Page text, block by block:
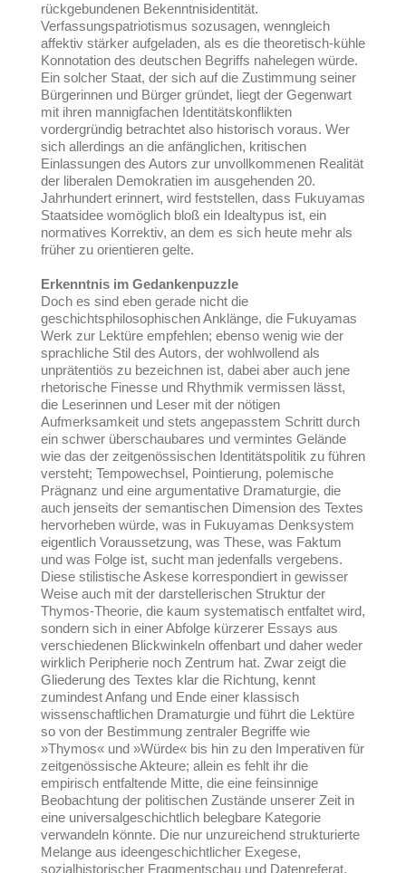
rückgebundenen Bekenntnisidentität.
Verfassungspatriotismus sozusagen, wenngleich
affektiv stärker aufgeladen, als es die theoretisch-kühle
Konnotation des deutschen Begriffs nahelegen würde.
Ein solcher Staat, der sich auf die Zustimmung seiner
Bürgerinnen und Bürger gründet, liegt der Gegenwart
mit ihren mannigfachen Identitätskonflikten
vordergründig betrachtet also historisch voraus. Wer
sich allerdings an die anfänglichen, kritischen
Einlassungen des Autors zur unvollkommenen Realität
der liberalen Demokratien im ausgehenden 20.
Jahrhundert erinnert, wird feststellen, dass Fukuyamas
Staatsidee womöglich bloß ein Idealtypus ist, ein
normatives Korrektiv, an dem es sich heute mehr als
früher zu orientieren gelte.
Erkenntnis im Gedankenpuzzle
Doch es sind eben gerade nicht die
geschichtsphilosophischen Anklänge, die Fukuyamas
Werk zur Lektüre empfehlen; ebenso wenig wie der
sprachliche Stil des Autors, der wohlwollend als
unprätentiös zu bezeichnen ist, dabei aber auch jene
rhetorische Finesse und Rhythmik vermissen lässt,
die Leserinnen und Leser mit der nötigen
Aufmerksamkeit und stets angepasstem Schritt durch
ein schwer überschaubares und vermintes Gelände
wie das der zeitgenössischen Identitätspolitik zu führen
versteht; Tempowechsel, Pointierung, polemische
Prägnanz und eine argumentative Dramaturgie, die
auch jenseits der semantischen Dimension des Textes
hervorheben würde, was in Fukuyamas Denksystem
eigentlich Voraussetzung, was These, was Faktum
und was Folge ist, sucht man jedenfalls vergebens.
Diese stilistische Askese korrespondiert in gewisser
Weise auch mit der darstellerischen Struktur der
Thymos-Theorie, die kaum systematisch entfaltet wird,
sondern sich in einer Abfolge kürzerer Essays aus
verschiedenen Blickwinkeln offenbart und daher weder
wirklich Peripherie noch Zentrum hat. Zwar zeigt die
Gliederung des Textes klar die Richtung, kennt
zumindest Anfang und Ende einer klassisch
wissenschaftlichen Dramaturgie und führt die Lektüre
so von der Bestimmung zentraler Begriffe wie
»Thymos« und »Würde« bis hin zu den Imperativen für
zeitgenössische Akteure; allein es fehlt ihr die
empirisch entfaltende Mitte, die eine feinsinnige
Beobachtung der politischen Zustände unserer Zeit in
eine universalgeschichtlich belegbare Kategorie
verwandeln könnte. Die nur unzureichend strukturierte
Melange aus ideengeschichtlicher Exegese,
sozialhistorischer Fragmentschau und Datenreferat,